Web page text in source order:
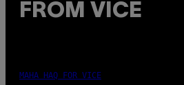
FROM VICE
MAHA HAQ FOR VICE